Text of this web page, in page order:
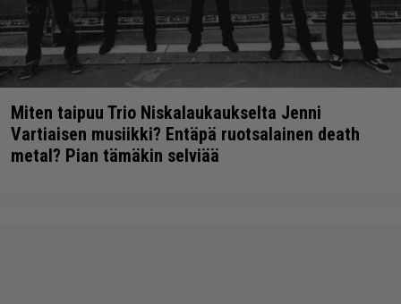
Miten taipuu Trio Niskalaukaukselta Jenni
Vartiaisen musiikki? Entäpä ruotsalainen death
metal? Pian tämäkin selviää